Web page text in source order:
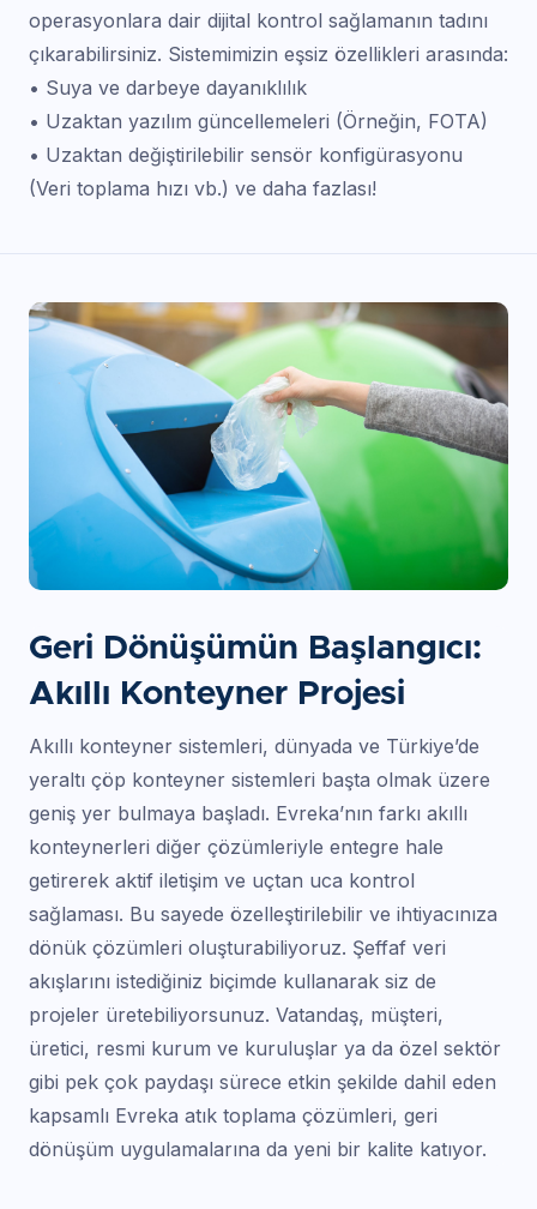
operasyonlara dair dijital kontrol sağlamanın tadını
çıkarabilirsiniz. Sistemimizin eşsiz özellikleri arasında:
• Suya ve darbeye dayanıklılık
• Uzaktan yazılım güncellemeleri (Örneğin, FOTA)
• Uzaktan değiştirilebilir sensör konfigürasyonu
(Veri toplama hızı vb.) ve daha fazlası!
Geri Dönüşümün Başlangıcı:
Akıllı Konteyner Projesi
Akıllı konteyner sistemleri, dünyada ve Türkiye’de
yeraltı çöp konteyner sistemleri başta olmak üzere
geniş yer bulmaya başladı. Evreka’nın farkı akıllı
konteynerleri diğer çözümleriyle entegre hale
getirerek aktif iletişim ve uçtan uca kontrol
sağlaması. Bu sayede özelleştirilebilir ve ihtiyacınıza
dönük çözümleri oluşturabiliyoruz. Şeffaf veri
akışlarını istediğiniz biçimde kullanarak siz de
projeler üretebiliyorsunuz. Vatandaş, müşteri,
üretici, resmi kurum ve kuruluşlar ya da özel sektör
gibi pek çok paydaşı sürece etkin şekilde dahil eden
kapsamlı Evreka atık toplama çözümleri, geri
dönüşüm uygulamalarına da yeni bir kalite katıyor.